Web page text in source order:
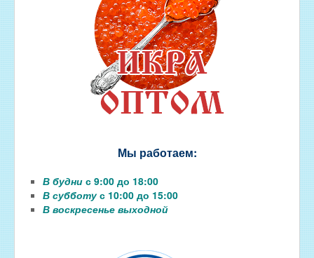
Мы работаем:
В будни с 9:00 до 18:00
В субботус 10:00 до 15:00
В воскресенье выходной